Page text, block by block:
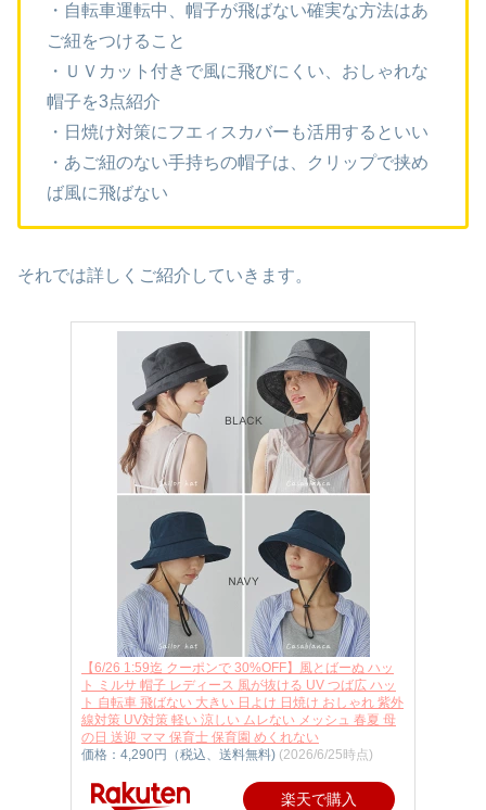
・ 自転車運転中、帽子が飛ばない確実な方法はあ
ご紐をつけること
・ＵＶカット付きで風に飛びにくい、おしゃれな
帽子を3点紹介
・日焼け対策にフエィスカバーも活用するといい
・あご紐のない手持ちの帽子は、クリップで挟め
ば風に飛ばない
それでは詳しくご紹介していきます。
【6/26 1:59迄 クーポンで 30%OFF】風とばーぬ ハッ
ト ミルサ 帽子 レディース 風が抜ける UV つば広 ハッ
ト 自転車 飛ばない 大きい 日よけ 日焼け おしゃれ 紫外
線対策 UV対策 軽い 涼しい ムレない メッシュ 春夏 母
の日 送迎 ママ 保育士 保育園 めくれない
価格：4,290円（税込、送料無料) (2026/6/25時点)
楽天で購入